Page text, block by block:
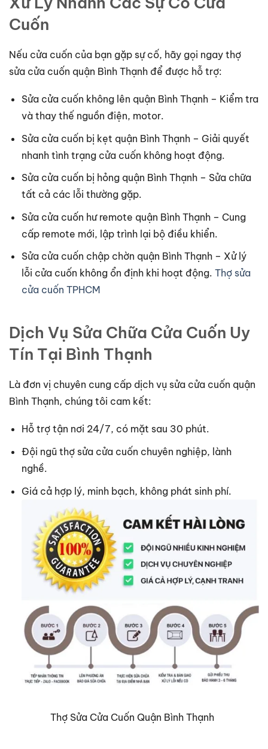
Cuốn
Nếu cửa cuốn của bạn gặp sự cố, hãy gọi ngay thợ
sửa cửa cuốn quận Bình Thạnh để được hỗ trợ:
Sửa cửa cuốn không lên quận Bình Thạnh – Kiểm tra
và thay thế nguồn điện, motor.
Sửa cửa cuốn bị kẹt quận Bình Thạnh – Giải quyết
nhanh tình trạng cửa cuốn không hoạt động.
Sửa cửa cuốn bị hỏng quận Bình Thạnh – Sửa chữa
tất cả các lỗi thường gặp.
Sửa cửa cuốn hư remote quận Bình Thạnh – Cung
cấp remote mới, lập trình lại bộ điều khiển.
Sửa cửa cuốn chập chờn quận Bình Thạnh – Xử lý
lỗi cửa cuốn không ổn định khi hoạt động. Thợ sửa
cửa cuốn TPHCM
Dịch Vụ Sửa Chữa Cửa Cuốn Uy
Tín Tại Bình Thạnh
Là đơn vị chuyên cung cấp dịch vụ sửa cửa cuốn quận
Bình Thạnh, chúng tôi cam kết:
Hỗ trợ tận nơi 24/7, có mặt sau 30 phút.
Đội ngũ thợ sửa cửa cuốn chuyên nghiệp, lành
nghề.
Giá cả hợp lý, minh bạch, không phát sinh phí.
Thợ Sửa Cửa Cuốn Quận Bình Thạnh